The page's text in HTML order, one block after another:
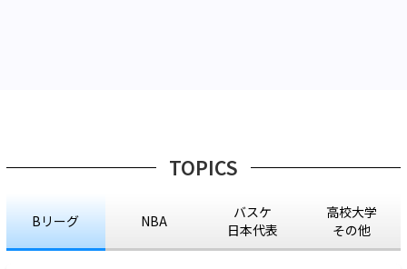
TOPICS
Bリーグ NBA
バスケ
日本代表
高校大学
その他